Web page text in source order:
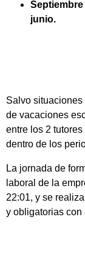
junio.
Salvo
de vacaciones
entre los 2
dentro de los
La jornada de
laboral de la
22:01, y se
y obligatorias con